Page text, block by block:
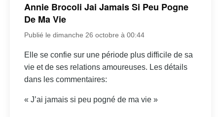
Annie Brocoli Jai Jamais Si Peu Pogne
De Ma Vie
Publié le dimanche 26 octobre à 00:44
Elle se confie sur une période plus difficile de sa
vie et de ses relations amoureuses. Les détails
dans les commentaires:
« J’ai jamais si peu pogné de ma vie »